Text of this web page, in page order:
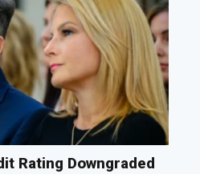
Rating Downgraded